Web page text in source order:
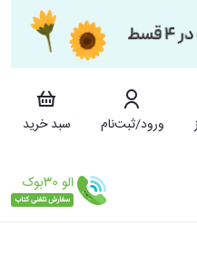
ورود/ثبت‌نام
سبد خرید